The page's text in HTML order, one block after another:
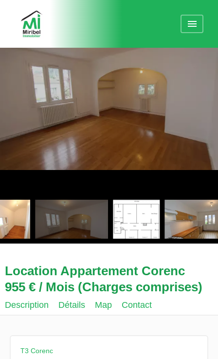
Location Appartement Corenc
955 € / Mois (Charges comprises)
Description Détails Map Contact
T3 Corenc